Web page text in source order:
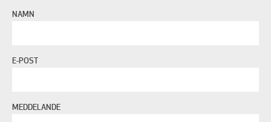
NAMN
E-POST
MEDDELANDE